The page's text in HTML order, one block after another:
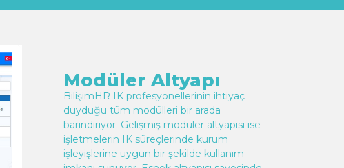
Modüler Altyapı
BilişimHR IK profesyonellerinin ihtiyaç
duyduğu tüm modülleri bir arada
barındırıyor. Gelişmiş modüler altyapısı ise
işletmelerin IK süreçlerinde kurum
işleyişlerine uygun bir şekilde kullanım